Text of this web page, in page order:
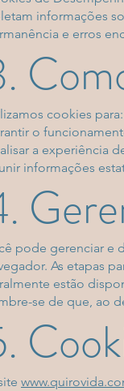
informações
e erros
cookies para:
o
a experiência
informações
pode gerenciar e
As etapas
estão
se de que, ao